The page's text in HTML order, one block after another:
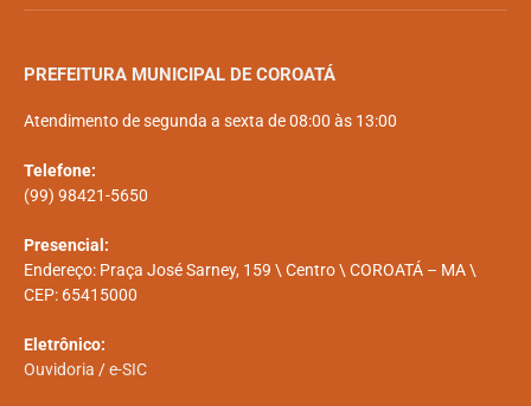
PREFEITURA MUNICIPAL DE COROATÁ
Atendimento de segunda a sexta de 08:00 às 13:00
Telefone:
(99) 98421-5650
Presencial:
Endereço: Praça José Sarney, 159 \ Centro \ COROATÁ – MA \
CEP: 65415000
Eletrônico:
Ouvidoria /e-SIC